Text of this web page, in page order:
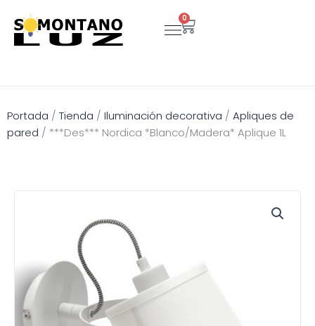
contenido
0
Carrito
Portada / Tienda / Iluminación decorativa / Apliques de
pared / ***Des*** Nordica *Blanco/Madera* Aplique 1L